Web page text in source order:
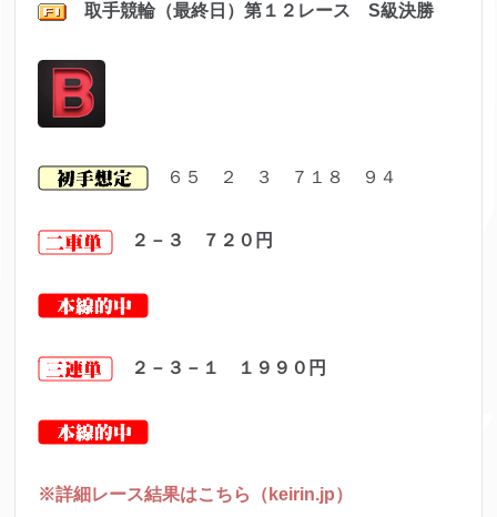
取手競輪（最終日）第１２レース S級決勝
６５ ２ ３ ７１８ ９４
２－３ ７２０ 円
２－３－１ １９９０ 円
※詳細レース結果はこちら（keirin.jp）